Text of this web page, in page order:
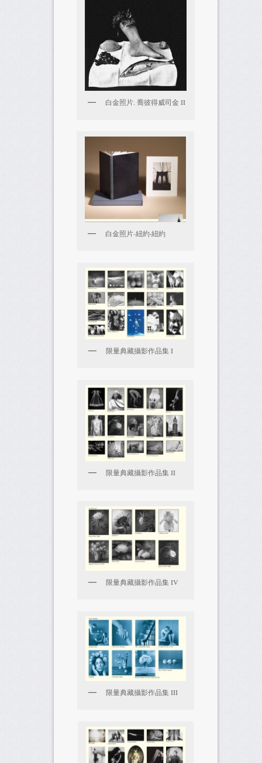
白金照片. 喬彼得威司金 II
白金照片-紐約‧紐約
限量典藏攝影作品集 I
限量典藏攝影作品集 II
限量典藏攝影作品集 IV
限量典藏攝影作品集 III